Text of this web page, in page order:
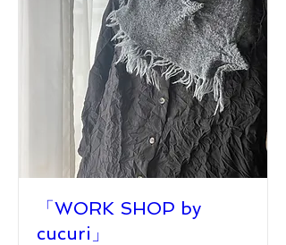
「WORK SHOP by
cucuri」